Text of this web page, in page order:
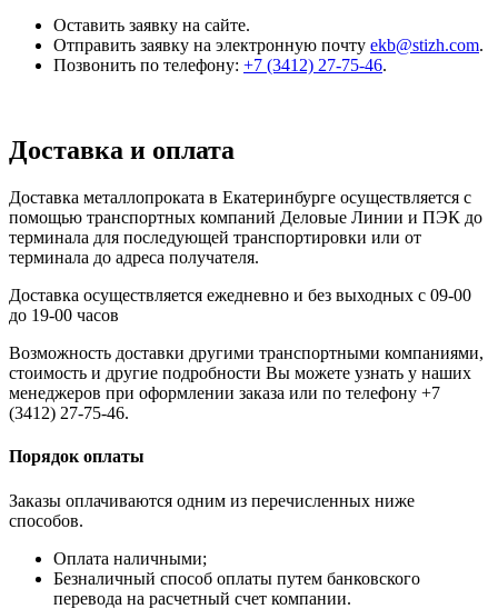
Оставить заявку на сайте.
Отправить заявку на электронную почту ekb@stizh.com.
Позвонить по телефону: +7 (3412) 27-75-46.
Доставка и оплата
Доставка металлопроката в Екатеринбурге осуществляется с
помощью транспортных компаний Деловые Линии и ПЭК до
терминала для последующей транспортировки или от
терминала до адреса получателя.
Доставка осуществляется ежедневно и без выходных с 09-00
до 19-00 часов
Возможность доставки другими транспортными компаниями,
стоимость и другие подробности Вы можете узнать у наших
менеджеров при оформлении заказа или по телефону +7
(3412) 27-75-46.
Порядок оплаты
Заказы оплачиваются одним из перечисленных ниже
способов.
Оплата наличными;
Безналичный способ оплаты путем банковского
перевода на расчетный счет компании.